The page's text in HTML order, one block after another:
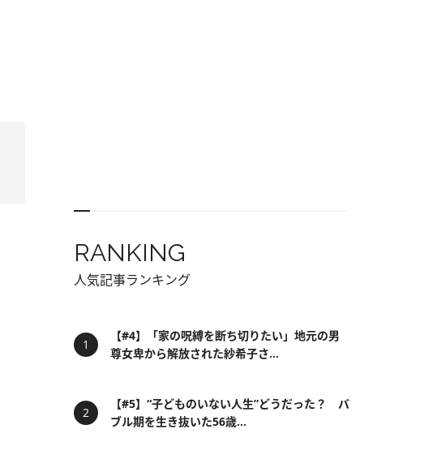
RANKING
人気記事ランキング
【#4】「家の呪縛を断ち切りたい」地元の男
尊女卑から解放された紗希子さ...
【#5】“子どものいない人生”どうだった？ バ
ブル期を生き抜いた56歳...